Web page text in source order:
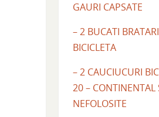
GAURI CAPSATE
– 2 BUCATI
BICICLETA
– 2 CAUCIUCURI
20 – CONTINENTAL
NEFOLOSITE